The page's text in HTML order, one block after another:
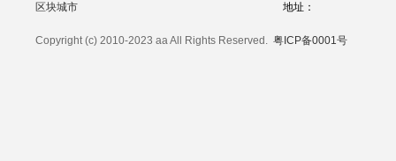
区块城市
地址：
Copyright (c) 2010-2023 aa All Rights Reserved. 粤ICP备0001号